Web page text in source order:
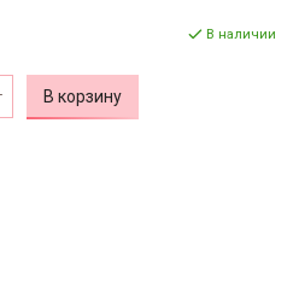
В наличии
В корзину